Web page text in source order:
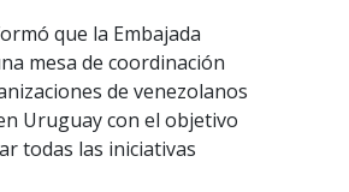
que la Embajada
mesa de coordinación
de venezolanos
Uruguay con el objetivo
todas las iniciativas